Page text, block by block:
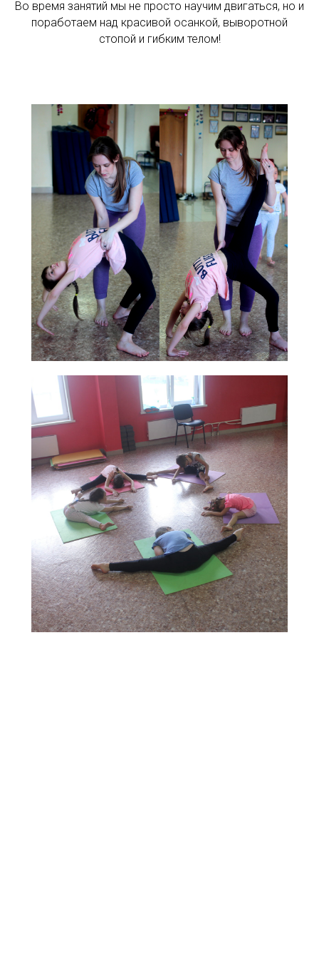
Во время занятий мы не просто научим двигаться, но и
поработаем над красивой осанкой, выворотной
стопой и гибким телом!